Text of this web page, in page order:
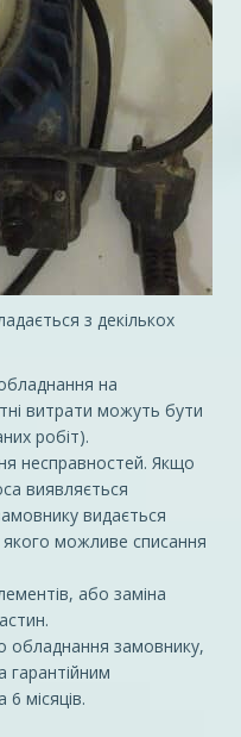
з декількох
на
витрати можуть бути
робіт).
несправностей. Якщо
виявляється
видається
якого можливе списання
або заміна
обладнання замовнику,
гарантійним
місяців.